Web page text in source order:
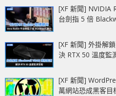
[XF 新聞] NVIDIA
台劍指 5 倍
[XF 新聞] 外掛解
決 RTX 50 溫度監
[XF 新聞]
萬網站恐成黑客目